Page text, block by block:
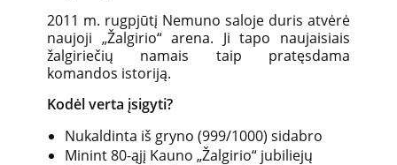
2011 m. rugpjūtį Nemuno saloje duris atvėrė
naujoji „Žalgirio“ arena. Ji tapo naujaisiais
žalgiriečių namais taip pratęsdama
komandos istoriją.
Kodėl verta įsigyti?
Nukaldinta iš gryno (999/1000) sidabro
Minint 80-ąjį Kauno „Žalgirio“ jubiliejų